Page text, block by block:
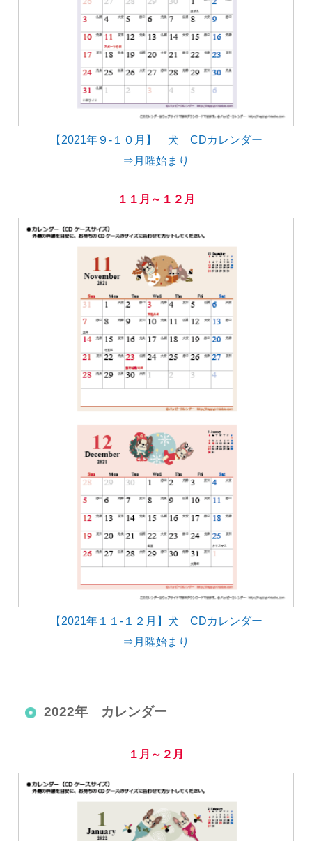
【2021年９-１０月】 犬 CDカレンダー
⇒月曜始まり
１１月～１２月
【2021年１１-１２月】犬 CDカレンダー
⇒月曜始まり
2022年 カレンダー
１月～２月